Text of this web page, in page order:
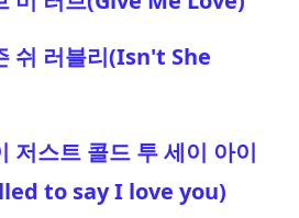
쉬 러블리(Isn't She
저스트 콜드 투 세이 아이
to say I love you)